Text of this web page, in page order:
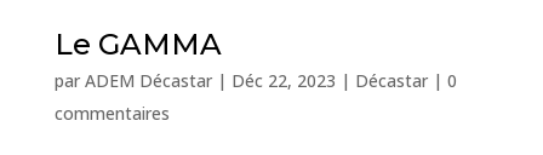
Le GAMMA
par ADEM Décastar| Déc 22, 2023 | Décastar| 0
commentaires